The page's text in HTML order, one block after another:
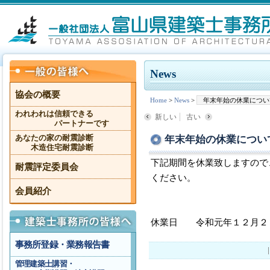
News
Home > News > 年末年始の休業につ
新しい 古い
年末年始の休業につい
下記期間を休業致しますの
ください。
休業日 令和元年１２月２
協会の概要
われわれは信頼できる
パートナーです
あなたの家の耐震診断
木造住宅耐震診断
耐震評定委員会
会員紹介
事務所登録・業務報告書
管理建築士講習・